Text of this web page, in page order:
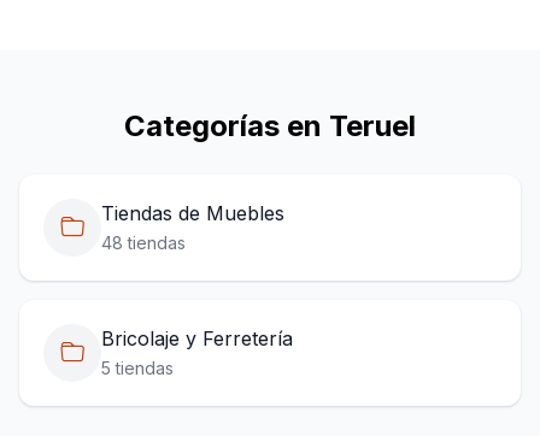
Categorías en Teruel
Tiendas de Muebles
48 tiendas
Bricolaje y Ferretería
5 tiendas